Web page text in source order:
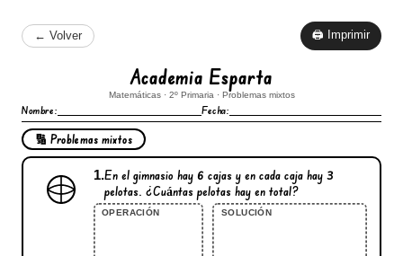
← Volver 🖨 Imprimir
Academia Esparta
Matemáticas · 2º Primaria · Problemas mixtos
Nombre: Fecha:
🔢 Problemas mixtos
1.En el gimnasio hay 6 cajas y en cada caja hay 3
pelotas. ¿Cuántas pelotas hay en total?
OPERACIÓN SOLUCIÓN